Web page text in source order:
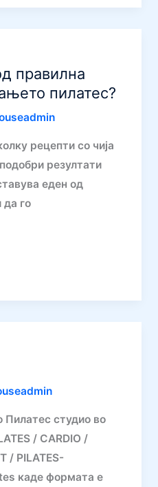
правилна
пилатес?
рецепти со чија
резултати
еден од
да го
Пилатес студио во
/ CARDIO /
/ PILATES-
каде формата е